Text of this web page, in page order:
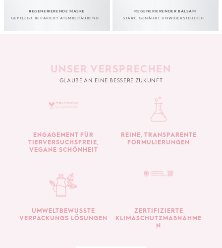
REGENERIERENDE MASKE
GEPFLEGT. REPARIERT. ATEMBERAUBEND.
REGENERIERENDER BALSAM
STARK. GENÄHRT. UNWIDERSTEHLICH.
UNSER VERSPRECHEN
GLAUBE AN EINE BESSERE ZUKUNFT
ENGAGEMENT FÜR
TIERVERSUCHSFREIE,
VEGANE SCHÖNHEIT
REINE, TRANSPARENTE
FORMULIERUNGEN
UMWELTBEWUSSTE
VERPACKUNGS LÖSUNGEN
ZERTIFIZIERTE
KLIMASCHUTZMAßNAHME
N